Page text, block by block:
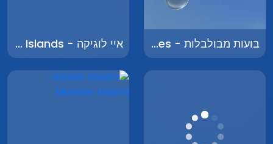
בועות מבולבלות - Confused Bubbles איי לוגיקה - Logic Islands